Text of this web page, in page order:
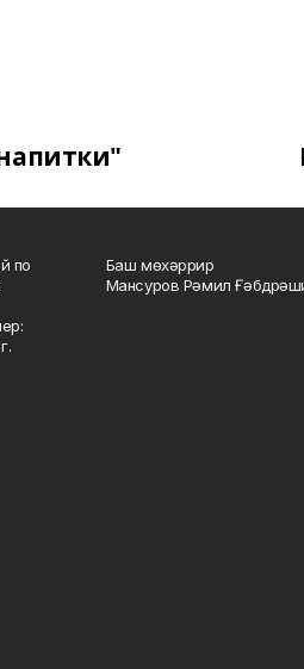
по
Баш мөхәррир
Мансуров Рәмил